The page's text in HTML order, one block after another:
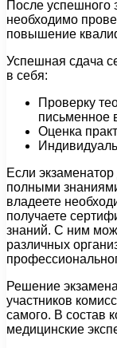
После успешного
необходимо
повышение
Успешная сдача
в себя:
Проверку
письменное
Оценка
Если
полными
владеете
получаете
знаний. С ним
различных
Решение
участников
самого. В состав
медицинские